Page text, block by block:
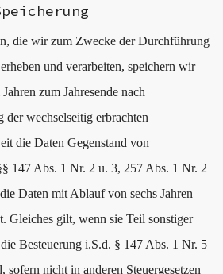
die wir zum Zwecke der Durchführung
und verarbeiten, speichern wir
zum Jahresende nach
wechselseitig erbrachten
die Daten Gegenstand von
147 Abs. 1 Nr. 2 u. 3, 257 Abs. 1 Nr. 2
Daten mit Ablauf von sechs Jahren
Gleiches gilt, wenn sie Teil sonstiger
Besteuerung i.S.d. § 147 Abs. 1 Nr. 5
nicht in anderen Steuergesetzen